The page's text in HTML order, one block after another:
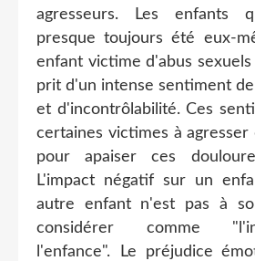
agresseurs. Les enfants
presque toujours été eux-
enfant victime d'abus
prit d'un intense sentiment
et d'incontrôlabilité. Ces
certaines victimes à agresser
pour apaiser ces
L'impact négatif sur un
autre enfant n'est pas à
considérer comme
l'enfance". Le préjudice